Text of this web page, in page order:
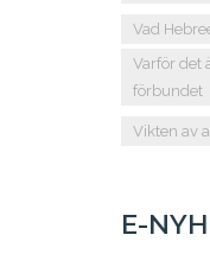
Vad
Varför det
förbundet
Vikten av
E-